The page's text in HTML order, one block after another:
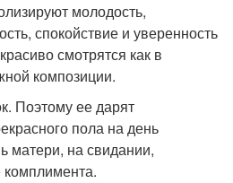
молодость,
спокойствие и уверенность
смотрятся как в
композиции.
Поэтому ее дарят
пола на день
матери, на свидании,
комплимента.